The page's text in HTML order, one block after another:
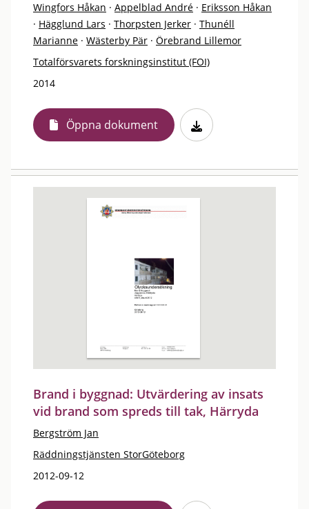
Wingfors Håkan · Appelblad André · Eriksson Håkan
· Hägglund Lars · Thorpsten Jerker · Thunéll
Marianne · Wästerby Pär · Örebrand Lillemor
Totalförsvarets forskningsinstitut (FOI)
2014
Öppna dokument
Brand i byggnad: Utvärdering av insats
vid brand som spreds till tak, Härryda
Bergström Jan
Räddningstjänsten StorGöteborg
2012-09-12